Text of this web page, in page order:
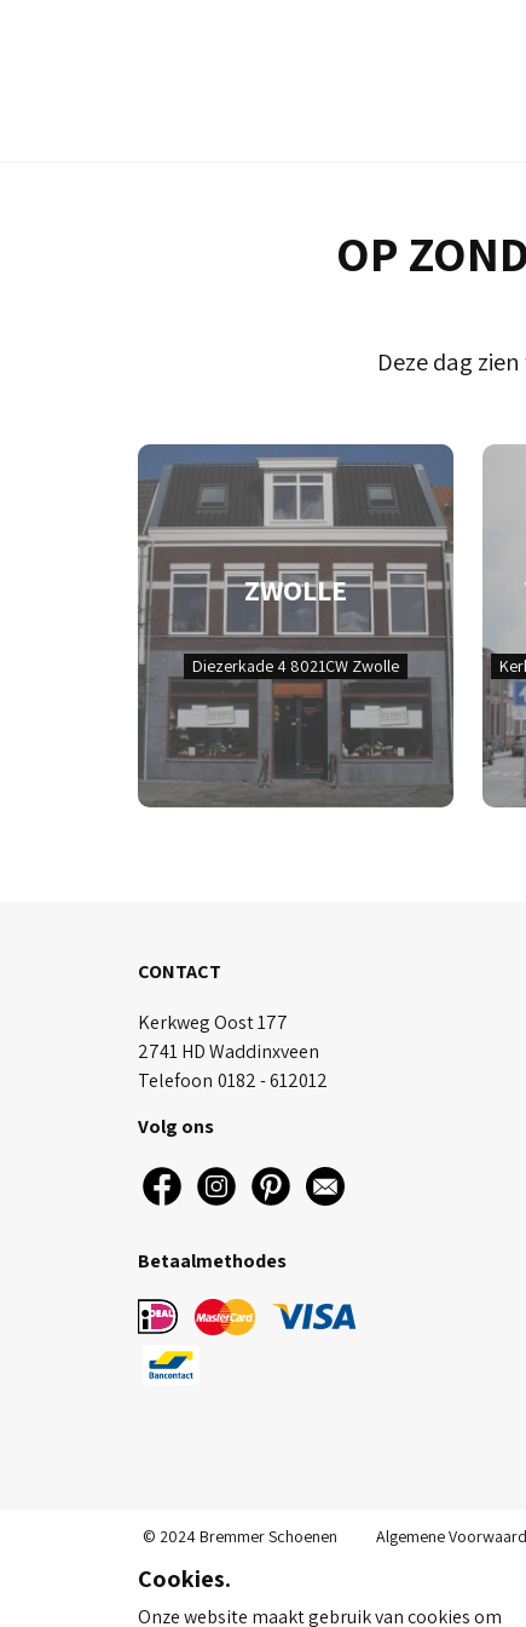
OP
Deze dag
ZWOLLE
Diezerkade 4 8021CW Zwolle
CONTACT
Kerkweg Oost 177
2741 HD Waddinxveen
Telefoon 0182 - 612012
Volg ons
Betaalmethodes
© 2024 Bremmer Schoenen Algemene
Cookies.
Onze website maakt gebruik van cookies om